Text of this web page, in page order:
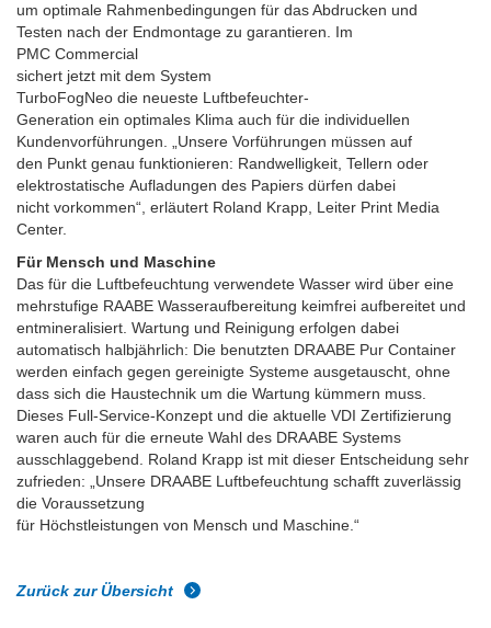
um optimale Rahmenbedingungen für das Abdrucken und
Testen nach der Endmontage zu garantieren. Im
PMC Commercial
sichert jetzt mit dem System
TurboFogNeo die neueste Luftbefeuchter-
Generation ein optimales Klima auch für die individuellen
Kundenvorführungen. „Unsere Vorführungen müssen auf
den Punkt genau funktionieren: Randwelligkeit, Tellern oder
elektrostatische Aufladungen des Papiers dürfen dabei
nicht vorkommen“, erläutert Roland Krapp, Leiter Print Media
Center.
Für Mensch und Maschine
Das für die Luftbefeuchtung verwendete Wasser wird über eine
mehrstufige RAABE Wasseraufbereitung keimfrei aufbereitet und
entmineralisiert. Wartung und Reinigung erfolgen dabei
automatisch halbjährlich: Die benutzten DRAABE Pur Container
werden einfach gegen gereinigte Systeme ausgetauscht, ohne
dass sich die Haustechnik um die Wartung kümmern muss.
Dieses Full-Service-Konzept und die aktuelle VDI Zertifizierung
waren auch für die erneute Wahl des DRAABE Systems
ausschlaggebend. Roland Krapp ist mit dieser Entscheidung sehr
zufrieden: „Unsere DRAABE Luftbefeuchtung schafft zuverlässig
die Voraussetzung
für Höchstleistungen von Mensch und Maschine.“
Zurück zur Übersicht